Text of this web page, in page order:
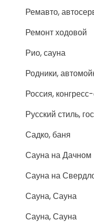
Ремавто,
Ремонт ходовой
Рио, сауна
Родники,
Россия,
Русский стиль,
Садко, баня
Сауна на Дачном
Сауна на
Сауна, Сауна
Сауна, Сауна